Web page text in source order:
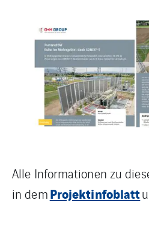
Alle Informationen zu
in demProjektinfoblatt